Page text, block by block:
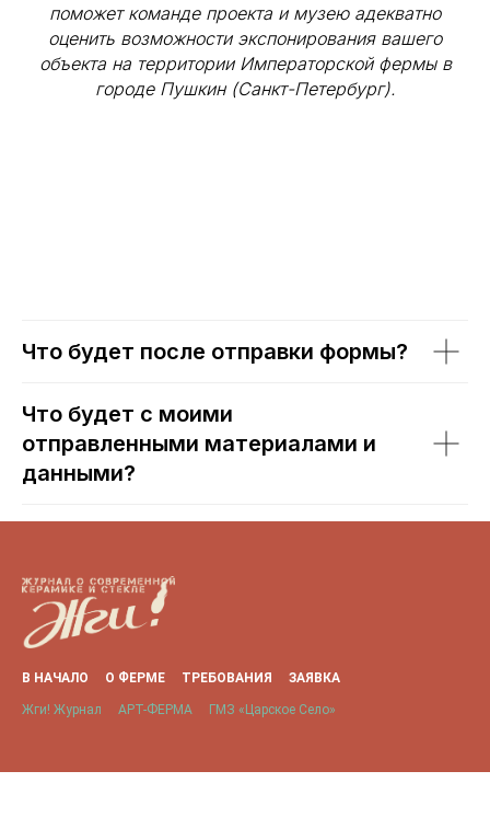
поможет команде проекта и музею адекватно
оценить возможности экспонирования вашего
объекта на территории Императорской фермы в
городе Пушкин (Санкт-Петербург).
Что будет после отправки формы?
Что будет с моими
отправленными материалами и
данными?
В НАЧАЛО О ФЕРМЕ ТРЕБОВАНИЯ ЗАЯВКА
Жги! Журнал АРТ-ФЕРМА ГМЗ «Царское Село»